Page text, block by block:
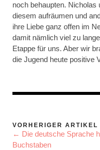
noch behaupten. Nicholas
diesem aufräumen und
ihre Liebe ganz offen im
damit nämlich viel zu
Etappe für uns. Aber wir
die Jugend heute positive
VORHERIGER ARTIKEL
← Die deutsche Sprache
Buchstaben